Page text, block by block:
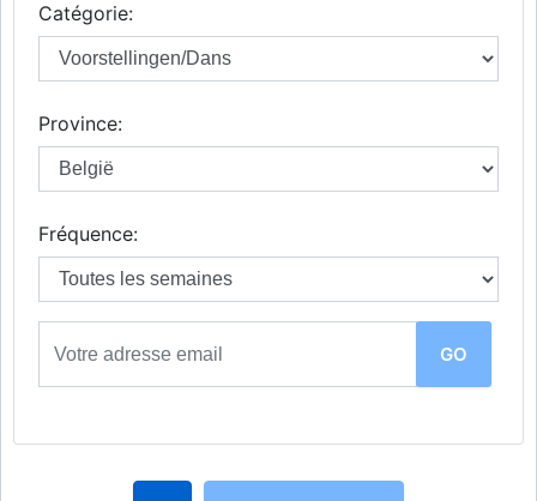
Catégorie:
Province:
Fréquence: